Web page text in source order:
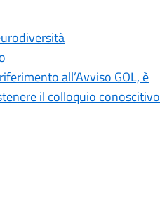
all’Avviso GOL, è
il colloquio conoscitivo